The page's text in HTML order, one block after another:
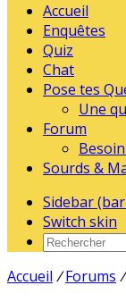
Accueil
Enquêtes
Quiz
Chat
Pose tes
Une
Forum
Sourds &
Sidebar
Switch skin
Accueil / Forums /